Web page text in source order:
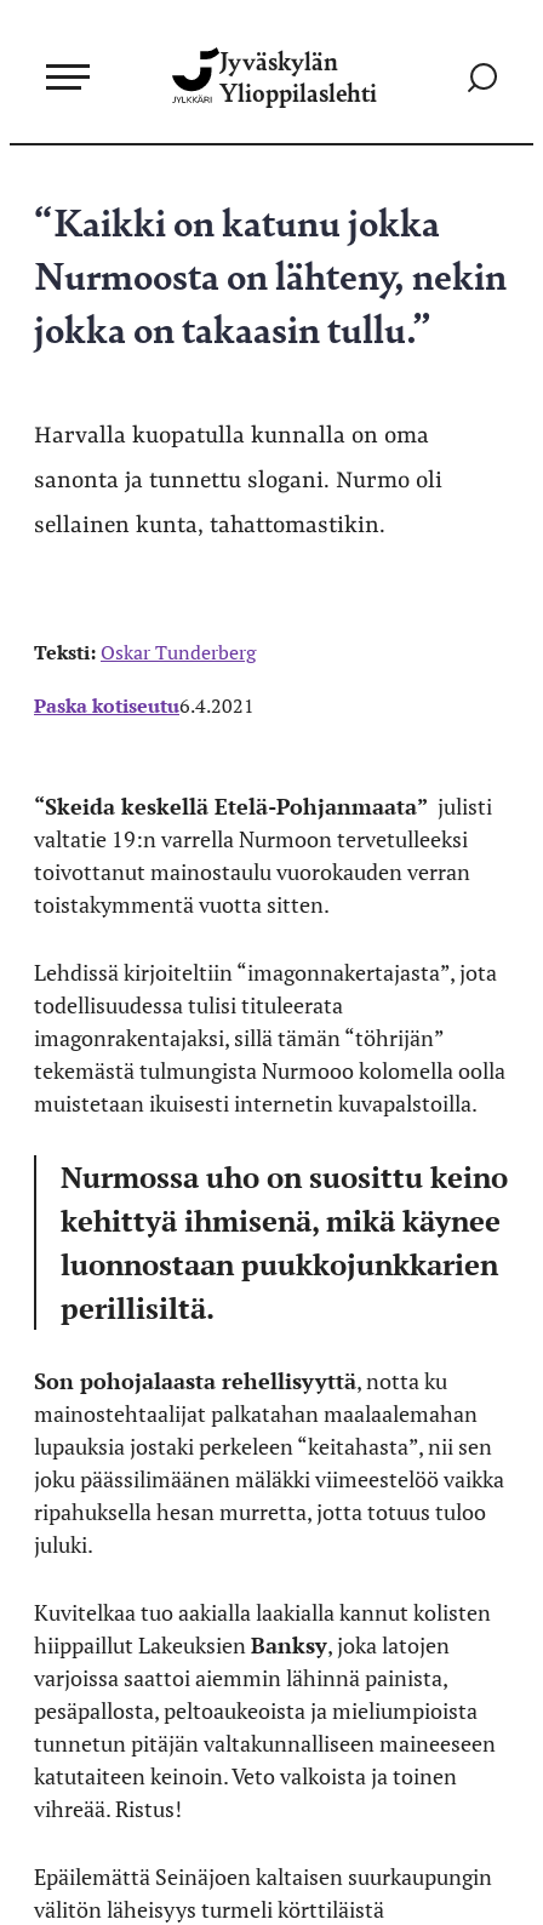
sisältöön
Jyväskylän
Ylioppilaslehti
Siirry
“Kaikki on katunu jokka
Nurmoosta on lähteny, nekin
jokka on takaasin tullu.”
Harvalla kuopatulla kunnalla on oma
sanonta ja tunnettu slogani. Nurmo oli
sellainen kunta, tahattomastikin.
Teksti:Oskar Tunderberg
Paska kotiseutu6.4.2021
“Skeida keskellä Etelä-Pohjanmaata” julisti
valtatie 19:n varrella Nurmoon tervetulleeksi
toivottanut mainostaulu vuorokauden verran
toistakymmentä vuotta sitten.
Lehdissä kirjoiteltiin “imagonnakertajasta”, jota
todellisuudessa tulisi tituleerata
imagonrakentajaksi, sillä tämän “töhrijän”
tekemästä tulmungista Nurmooo kolomella oolla
muistetaan ikuisesti internetin kuvapalstoilla.
Nurmossa uho on suosittu keino
kehittyä ihmisenä, mikä käynee
luonnostaan puukkojunkkarien
perillisiltä.
Son pohojalaasta rehellisyyttä, notta ku
mainostehtaalijat palkatahan maalaalemahan
lupauksia jostaki perkeleen “keitahasta”, nii sen
joku päässilimäänen mäläkki viimeestelöö vaikka
ripahuksella hesan murretta, jotta totuus tuloo
juluki.
Kuvitelkaa tuo aakialla laakialla kannut kolisten
hiippaillut LakeuksienBanksy, joka latojen
varjoissa saattoi aiemmin lähinnä painista,
pesäpallosta, peltoaukeoista ja mieliumpioista
tunnetun pitäjän valtakunnalliseen maineeseen
katutaiteen keinoin. Veto valkoista ja toinen
vihreää. Ristus!
Epäilemättä Seinäjoen kaltaisen suurkaupungin
välitön läheisyys turmeli körttiläistä